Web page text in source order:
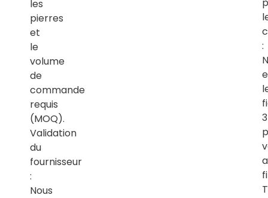
les
pierres
et
le
volume
de
commande
requis
(MOQ).
Validation
du
fournisseur
:
Nous
: